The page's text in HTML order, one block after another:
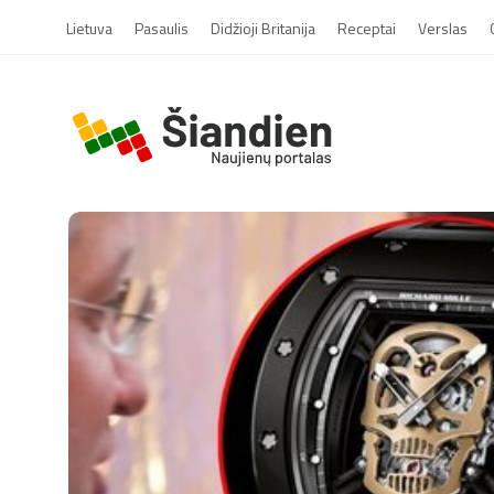
Lietuva Pasaulis Didžioji Britanija Receptai Verslas
S
a
n
d